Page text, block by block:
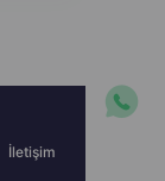
İletişim